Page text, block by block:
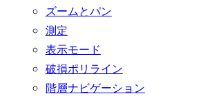
ズームとパン
測定
表示モード
破損ポリライン
階層ナビゲーション